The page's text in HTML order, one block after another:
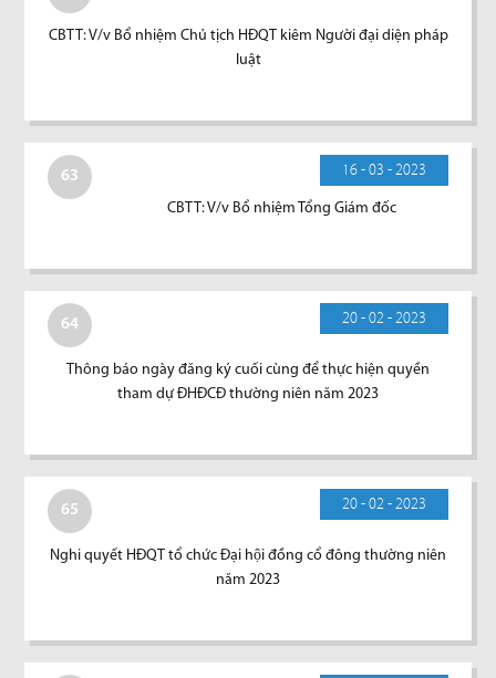
CBTT: V/v Bổ nhiệm Chủ tịch HĐQT kiêm Người đại diện pháp
luật
63 16 - 03 - 2023
CBTT: V/v Bổ nhiệm Tổng Giám đốc
64 20 - 02 - 2023
Thông báo ngày đăng ký cuối cùng để thực hiện quyền
tham dự ĐHĐCĐ thường niên năm 2023
65 20 - 02 - 2023
Nghi quyết HĐQT tổ chức Đại hội đồng cổ đông thường niên
năm 2023